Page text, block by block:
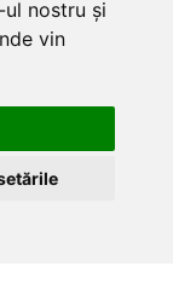
nostru și
vin